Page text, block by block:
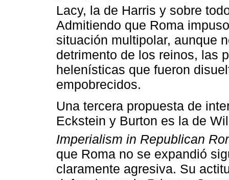
Lacy, la de Harris y sobre
Admitiendo que Roma
situación multipolar, aunque
detrimento de los reinos, las
helenísticas que fueron
empobrecidos.
Una tercera propuesta de
Eckstein y Burton es la de
Imperialism in Republican
que Roma no se expandió
claramente agresiva. Su